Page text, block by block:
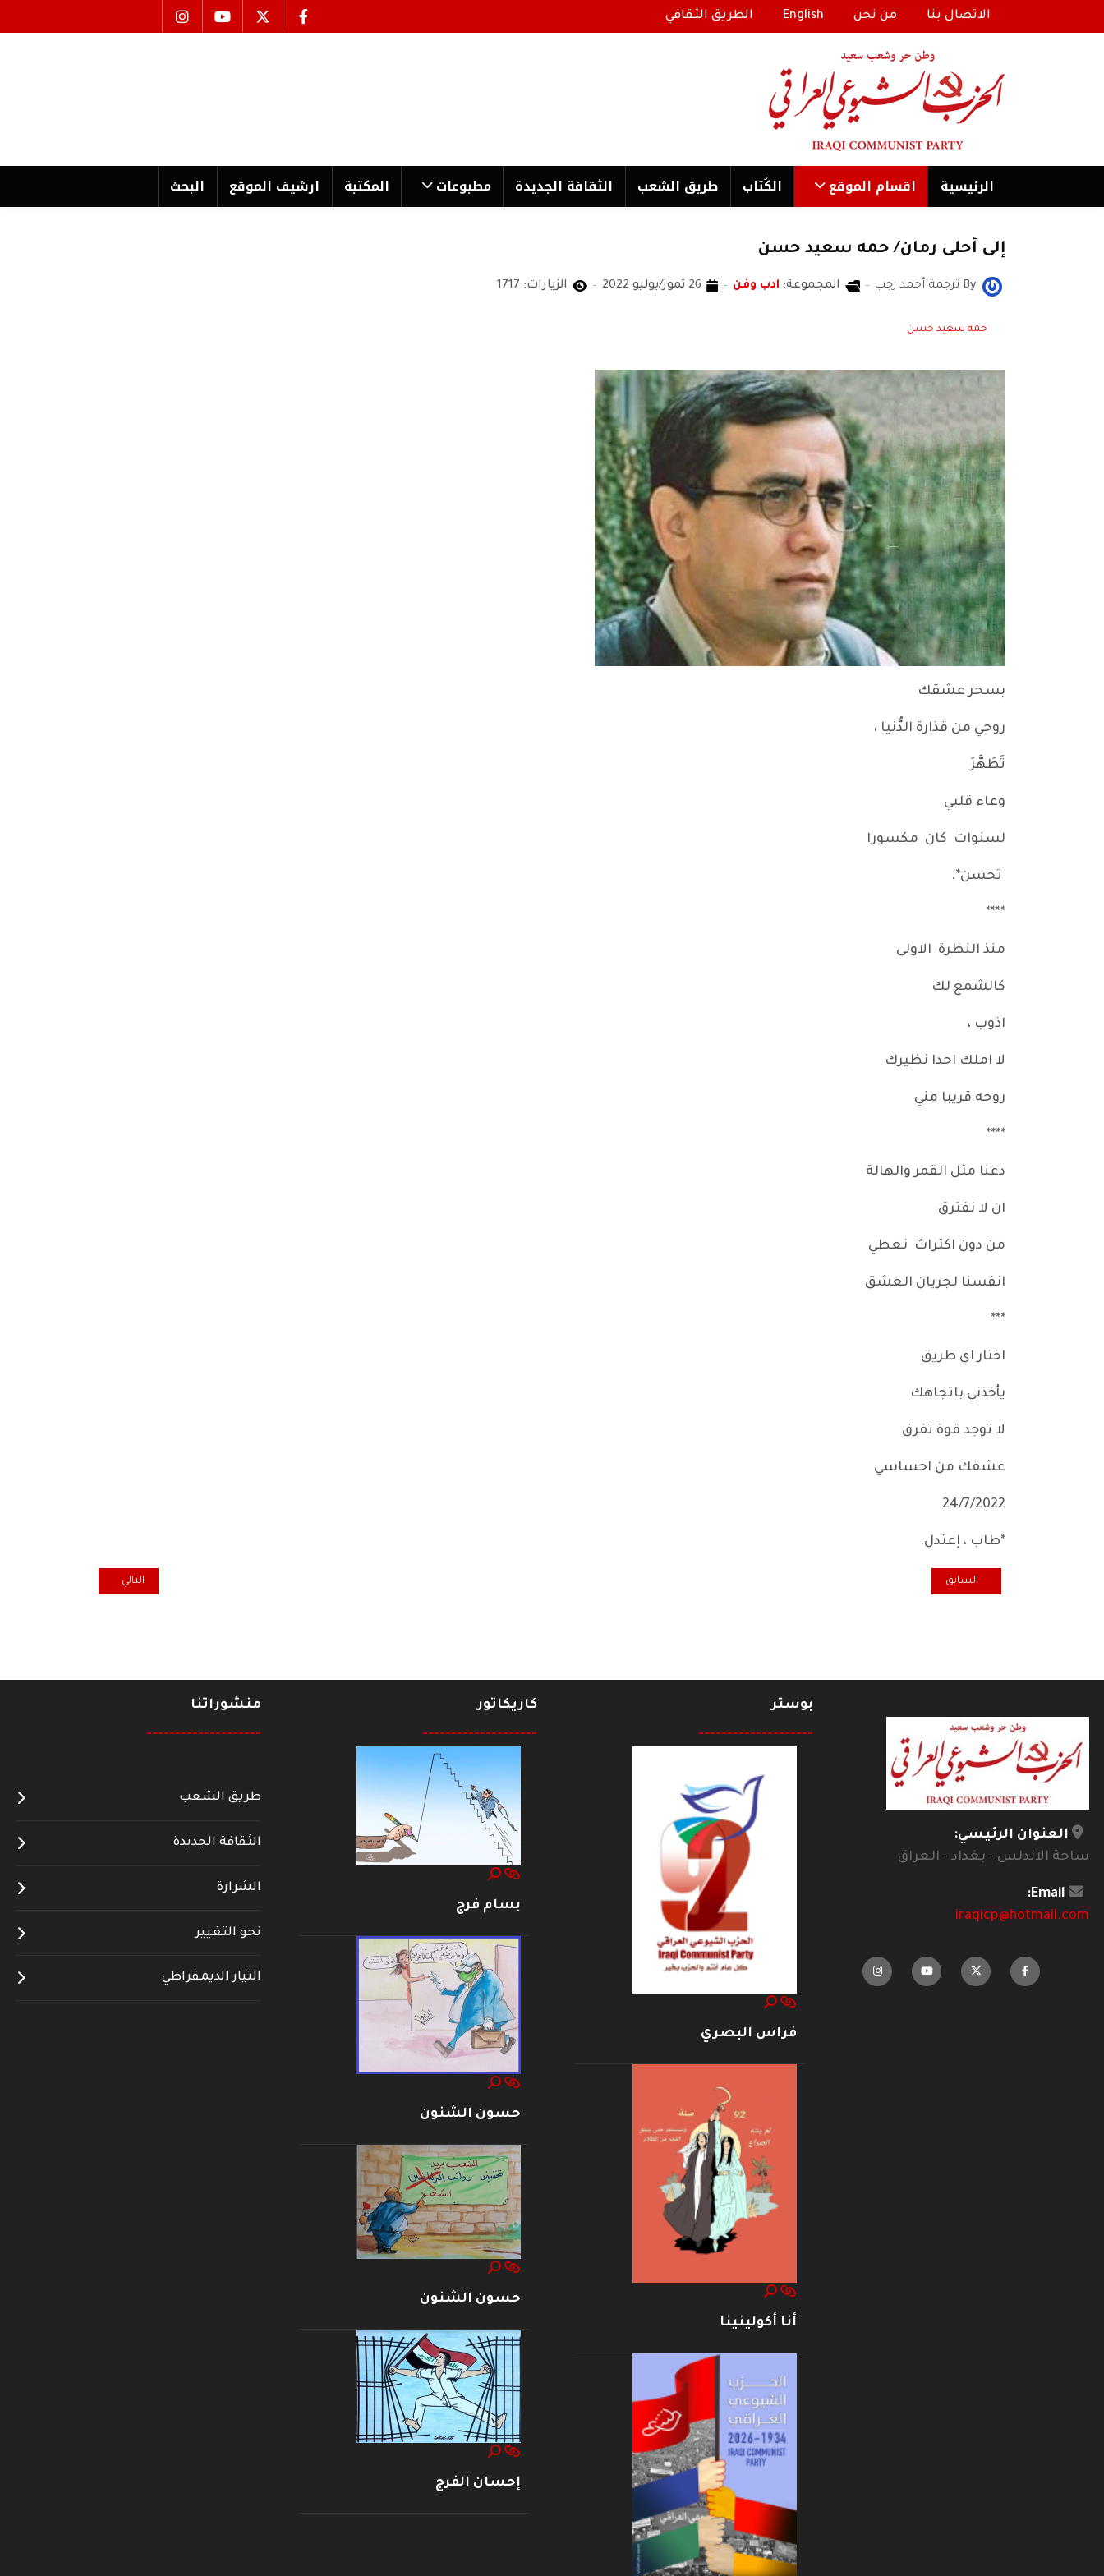
الاتصال بنا من نحن English الطريق الثقافي
الرئیسية اقسام الموقع الكُتاب طریق الشعب الثقافة الجدیدة مطبوعات المكتبة ارشیف الموقع البحث
إلى أحلى رمان/ حمه سعيد حسن
By ترجمة أحمد رجب المجموعة: ادب وفن 26 تموز/يوليو 2022 الزيارات: 1717
حمه سعيد حسن
بسحر عشقك
روحي من قذارة الدُّنيا ،
تَطَهَّرَ
وعاء قلبي
لسنوات كان مكسورا
تحسن*.
****
منذ النظرة الاولى
كالشمع لك
اذوب ،
لا املك احدا نظيرك
روحه قريبا مني
****
دعنا مثل القمر والهالة
ان لا نفترق
من دون اكتراث نعطي
انفسنا لجريان العشق
***
اختار اي طريق
يأخذني باتجاهك
لا توجد قوة تفرق
عشقك من احساسي
24/7/2022
*طاب ، إعتدل.
المقال السابق: ربـع قرن على رحيل الجواهري العظيم ... يموتُ الخالدونَ بكل فــجٍ، ويستعصي على الموتِ الخلودُ
السابق المقال التالي: الموت يوقظ :
التالي
العنوان الرئيسي:
ساحة الاندلس - بغداد - العراق
Email:
iraqicp@hotmail.com
بوستر
--------------------
فراس البصري
أنا أكولينينا
كاريكاتور
--------------------
بسام فرج
حسون الشنون
حسون الشنون
إحسان الفرج
منشوراتنا
--------------------
طريق الشعب
الثقافة الجديدة
الشرارة
نحو التغيير
التيار الديمقراطي